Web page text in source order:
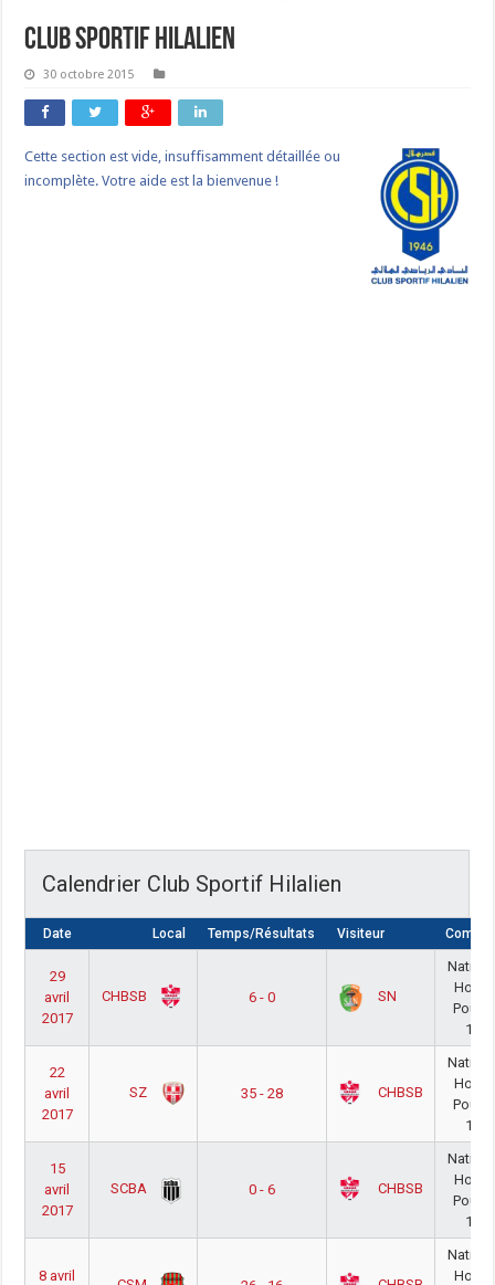
Club Sportif Hilalien
30 octobre 2015
Cette section est vide, insuffisamment détaillée ou
incomplète. Votre aide est la bienvenue !
Calendrier Club Sportif Hilalien
Date Local Temps/Résultats Visiteur
29
avril
2017
CHBSB 6 - 0 SN
Poule
16/
22
avril
2017
SZ 35 - 28 CHBSB
Poule
16/
15
avril
2017
SCBA 0 - 6 CHBSB
Poule
16/
8 avril